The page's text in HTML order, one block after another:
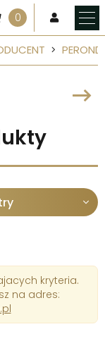
0
kryteria.
na adres: